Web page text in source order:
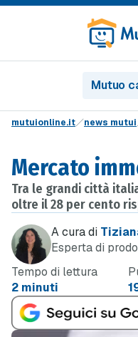
Mutuo
mutuionline.it news mutui
Mercato
Tra le grandi città
oltre il 28 per cento
A cura di
Esperta di
Tempo di lettura
2 minuti